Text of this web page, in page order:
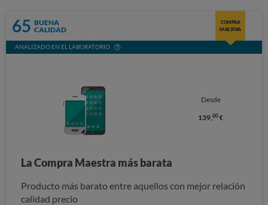
65 BUENA
CALIDAD
COMPRA
MAESTRA
ANALIZADO EN EL LABORATORIO
Desde
139,00 €
La Compra Maestra más barata
Producto más barato entre aquellos con mejor relación
calidad precio